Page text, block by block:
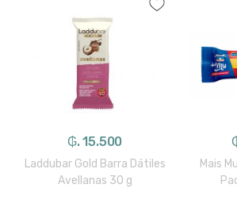
₲. 15.500
Laddubar Gold Barra Dátiles
Avellanas 30 g
Mais